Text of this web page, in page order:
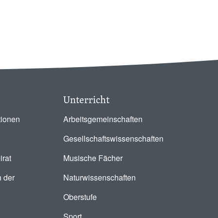
der
Unterricht
Arbeitsgemeinschaften
Gesellschaftswissenschaften
Musische Fächer
Naturwissenschaften
Oberstufe